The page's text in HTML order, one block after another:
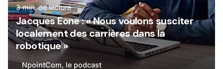
3 min. de lecture
Jacques Eone : « Nous voulons susciter
localement des carrières dans la
robotique »
NpointCom, le podcast